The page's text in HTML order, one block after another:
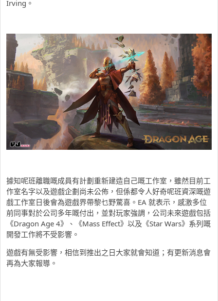
Irving。
據知呢班離職嘅成員有計劃重新建造自己嘅工作室，雖然目前工
作室名字以及遊戲企劃尚未公佈，但係都令人好奇呢班資深嘅遊
戲工作室日後會為遊戲界帶黎乜野驚喜。EA 就表示，感激多位
前同事對於公司多年嘅付出，並對玩家強調，公司未來遊戲包括
《Dragon Age 4》、《Mass Effect》以及《Star Wars》系列嘅
開發工作將不受影響。
遊戲有無受影響，相信到推出之日大家就會知道；有更新消息會
再為大家報導。